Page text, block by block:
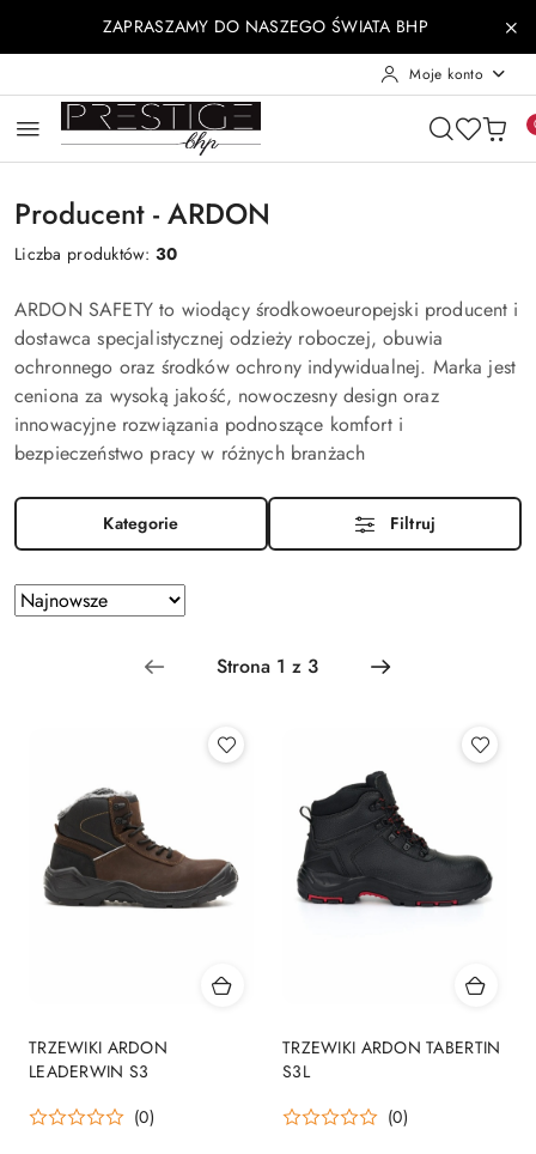
Przejdź do treści głównej
Przejdź do wyszukiwarki
Przejdź do moje konto
Przejdź do menu głównego
Przejdź do stopki
ZAPRASZAMY DO NASZEGO ŚWIATA BHP
Moje konto
Producent - ARDON
Liczba produktów:30
ARDON SAFETY to wiodący środkowoeuropejski producent i
dostawca specjalistycznej odzieży roboczej, obuwia
ochronnego oraz środków ochrony indywidualnej. Marka jest
ceniona za wysoką jakość, nowoczesny design oraz
innowacyjne rozwiązania podnoszące komfort i
bezpieczeństwo pracy w różnych branżach
Kategorie Filtruj
Zastosowano
sortowanie:
Sortuj
według
TRZEWIKI ARDON
LEADERWIN S3
(0)
TRZEWIKI ARDON TABERTIN
S3L
(0)